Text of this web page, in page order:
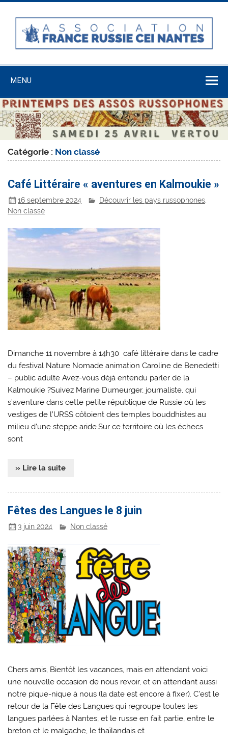
Skip
content
France-Russie-
CEI Nantes
MENU
Catégorie : Non classé
Café Littéraire « aventures en Kalmoukie »
16 septembre 2024 Découvrir les pays russophones
Non classé
Dimanche 11 novembre à 14h30 café littéraire dans le cadre
du festival Nature Nomade animation Caroline de Benedetti
– public adulte Avez-vous déjà entendu parler de la
Kalmoukie ?Suivez Marine Dumeurger, journaliste, qui
s’aventure dans cette petite république de Russie où les
vestiges de l’URSS côtoient des temples bouddhistes au
milieu d’une steppe aride.Sur ce territoire où les échecs
sont
» Lire la suite
Fêtes des Langues le 8 juin
3 juin 2024 Non classé
Chers amis, Bientôt les vacances, mais en attendant voici
une nouvelle occasion de nous revoir, et en attendant aussi
notre pique-nique à nous (la date est encore à fixer). C’est le
retour de la Fête des Langues qui regroupe toutes les
langues parlées à Nantes, et le russe en fait partie, entre le
breton et le malgache, le thaïlandais et